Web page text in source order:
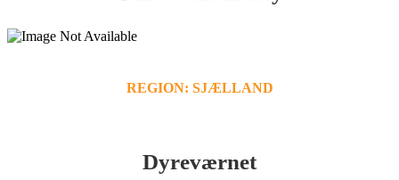
REGION: SJÆLLAND
Dyreværnet